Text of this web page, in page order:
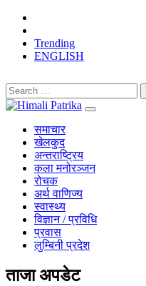
Trending
ENGLISH
समाचार
खेलकुद
अन्तराष्ट्रिय
कला मनोरञ्जन
रोचक
अर्थ वाणिज्य
स्वास्थ्य
विज्ञान / प्रविधि
प्रवास
लुम्बिनी प्रदेश
ताजा अपडेट